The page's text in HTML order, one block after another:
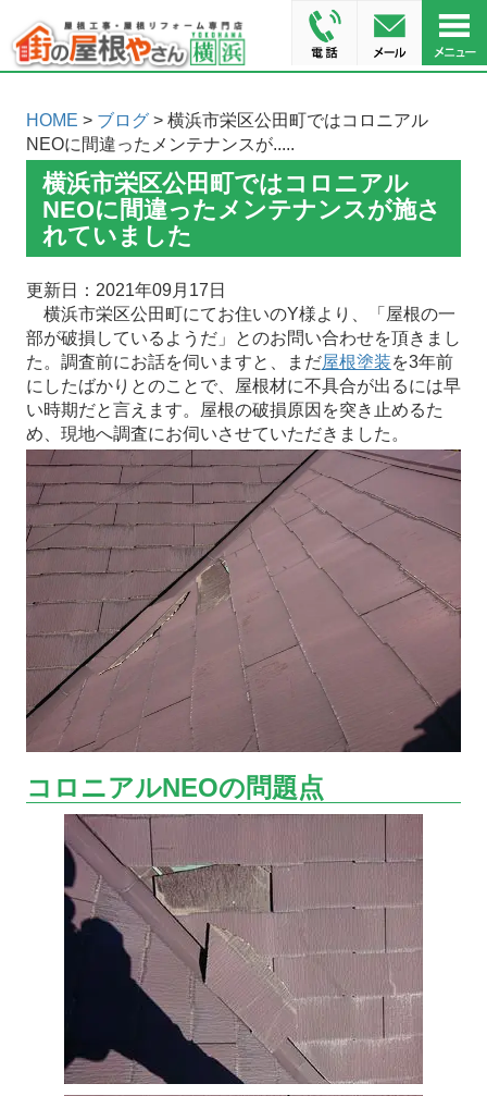
HOME > ブログ> 横浜市栄区公田町ではコロニアル
NEOに間違ったメンテナンスが.....
横浜市栄区公田町ではコロニアル
NEOに間違ったメンテナンスが施さ
れていました
更新日：2021年09月17日
横浜市栄区公田町にてお住いのY様より、「屋根の一
部が破損しているようだ」とのお問い合わせを頂きまし
た。調査前にお話を伺いますと、まだ屋根塗装を3年前
にしたばかりとのことで、屋根材に不具合が出るには早
い時期だと言えます。屋根の破損原因を突き止めるた
め、現地へ調査にお伺いさせていただきました。
コロニアルNEOの問題点